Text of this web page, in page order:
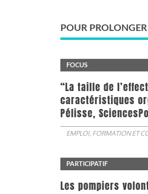
POUR
FOCUS
“La taille de
caractéristiques
Pélisse, SciencesPo
EMPLOI, FORMATION ET
PARTICIPATIF
Les pompiers